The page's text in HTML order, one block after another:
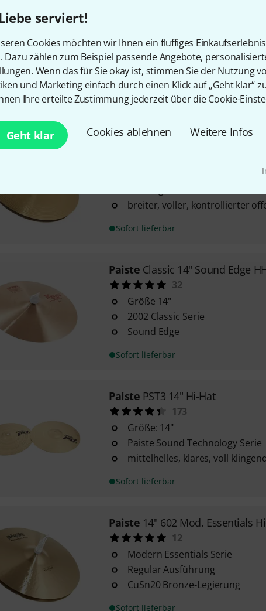
serviert!
Cookies möchten wir Ihnen ein fluffiges
Dazu zählen zum Beispiel passende Angebote,
Wenn das für Sie okay ist, stimmen Sie der Nutzung
und Marketing einfach durch einen Klick auf „Geht klar“
Ihre erteilte Zustimmung jederzeit über die Cookie-
Geht klar Cookies ablehnen Weitere Infos
Größe: 15"
Line Serie
Mark I
Sofort lieferbar
Paiste14" 101 Hi-Hat
breiter, voller, kontrollierter
Sofort lieferbar
Paiste Classic 14" Sound Edge
32
Größe 14"
2002 Classic Serie
Sound Edge
Sofort lieferbar
Paiste PST3 14" Hi-Hat
173
Größe: 14"
Paiste Sound Technology Serie
mittelhelles, klares, voll
Sofort lieferbar
Paiste 14" 602 Mod. Essentials
12
Modern Essentials Serie
Regular Ausführung
CuSn20 Bronze-Legierung
Sofort lieferbar